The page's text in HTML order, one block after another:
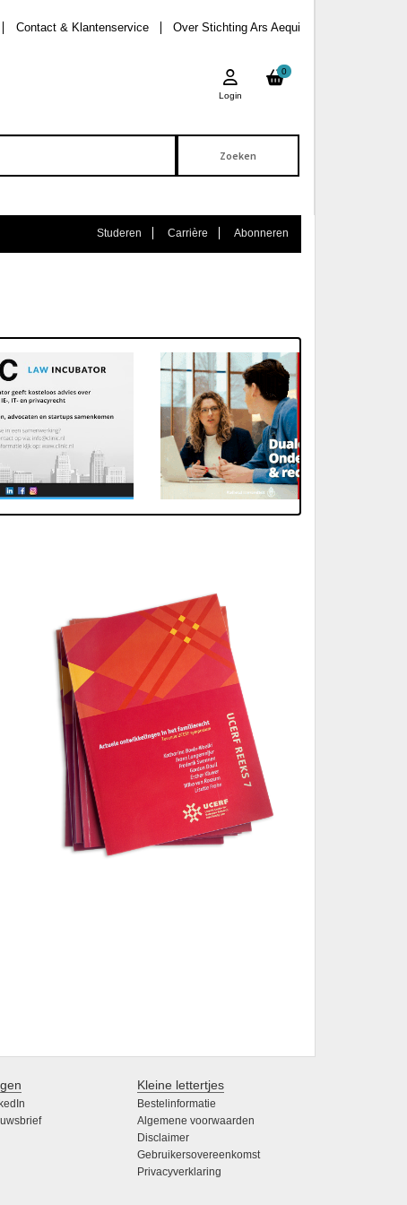
Over Stichting Ars Aequi
Contact & Klantenservice
0
Login
Studeren Carrière Abonneren
Kleine lettertjes
Bestelinformatie
Algemene voorwaarden
Disclaimer
Gebruikersovereenkomst
Privacyverklaring